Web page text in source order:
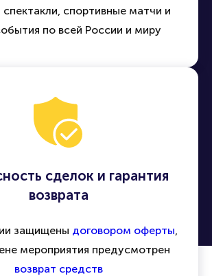
спортивные матчи и
по всей России и миру
сделок и гарантия
возврата
защищены договором оферты,
мероприятия предусмотрен
возврат средств